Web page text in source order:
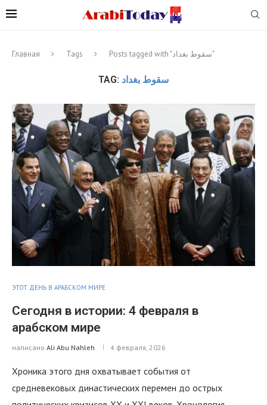
Главная Tags Posts tagged with "سقوط بغداد"
TAG: سقوط بغداد
ЭТОТ ДЕНЬ В АРАБСКОМ МИРЕ
Сегодня в истории: 4 февраля в
арабском мире
написано Ali Abu Nahleh 4 февраля, 2026
Хроника этого дня охватывает события от
средневековых династических перемен до острых